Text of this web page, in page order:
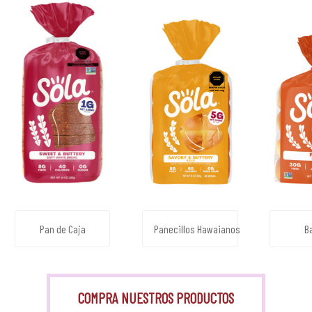
Pan de Caja Panecillos Hawaianos
COMPRA NUESTROS PRODUCTOS